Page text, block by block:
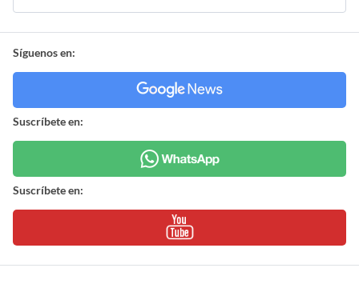
Síguenos en:
Suscríbete en:
Suscríbete en: